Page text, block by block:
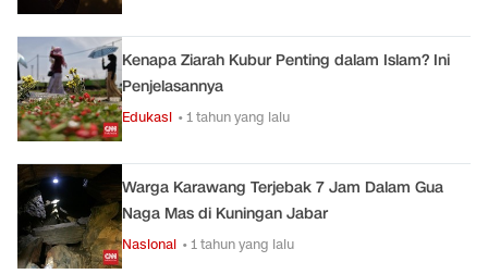
Kenapa Ziarah Kubur Penting dalam Islam? Ini
Penjelasannya
Edukasi • 1 tahun yang lalu
Warga Karawang Terjebak 7 Jam Dalam Gua
Naga Mas di Kuningan Jabar
Nasional • 1 tahun yang lalu